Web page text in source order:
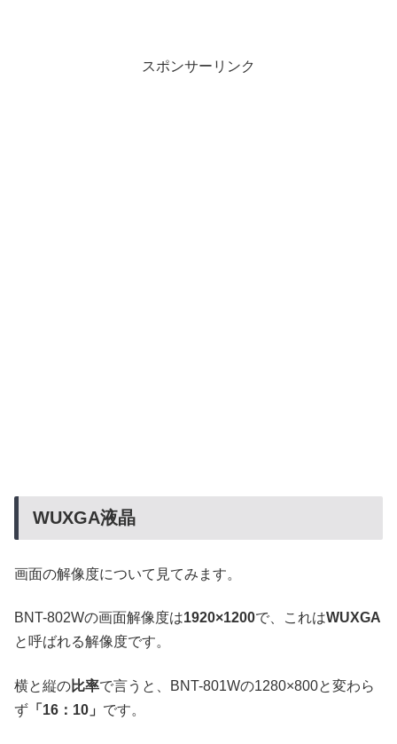
スポンサーリンク
WUXGA液晶
画面の解像度について見てみます。
BNT-802Wの画面解像度は1920×1200で、これはWUXGA
と呼ばれる解像度です。
横と縦の比率で言うと、BNT-801Wの1280×800と変わら
ず 「16：10」 です。